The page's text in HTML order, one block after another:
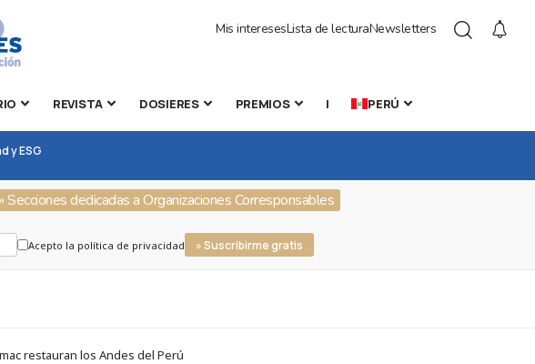
Mis interesesLista de lecturaNewsletters
REVISTA DOSIERES PREMIOS | PERÚ
y ESG
» Secciones dedicadas a Organizaciones Corresponsables
Acepto la política de privacidad » Suscribirme gratis
restauran los Andes del Perú